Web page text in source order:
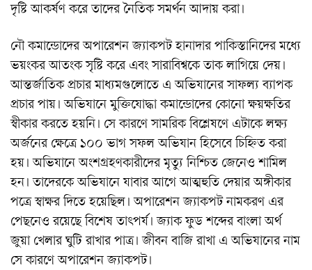
দৃষ্টি আকর্ষণ করে তাদের নৈতিক সমর্থন আদায় করা।
নৌ কমান্ডোদের অপারেশন জ্যাকপট হানাদার পাকিস্তানিদের মধ্যে
ভয়ংকর আতংক সৃষ্টি করে এবং সারাবিশ্বকে তাক লাগিয়ে দেয়।
আন্তর্জাতিক প্রচার মাধ্যমগুলোতে এ অভিযানের সাফল্য ব্যাপক
প্রচার পায়। অভিযানে মুক্তিযোদ্ধা কমান্ডোদের কোনো ক্ষয়ক্ষতির
স্বীকার করতে হয়নি। সে কারণে সামরিক বিশ্লেষণে এটাকে লক্ষ্য
অর্জনের ক্ষেত্রে ১০০ ভাগ সফল অভিযান হিসেবে চিহ্নিত করা
হয়। অভিযানে অংশগ্রহণকারীদের মৃত্যু নিশ্চিত জেনেও শামিল
হন। তাদেরকে অভিযানে যাবার আগে আত্মহুতি দেয়ার অঙ্গীকার
পত্রে স্বাক্ষর দিতে হয়েছিল। অপারেশন জ্যাকপট নামকরণ এর
পেছনেও রয়েছে বিশেষ তাৎপর্য। জ্যাক ফুড শব্দের বাংলা অর্থ
জুয়া খেলার ঘুটি রাখার পাত্র। জীবন বাজি রাখা এ অভিযানের নাম
সে কারণে অপারেশন জ্যাকপট।